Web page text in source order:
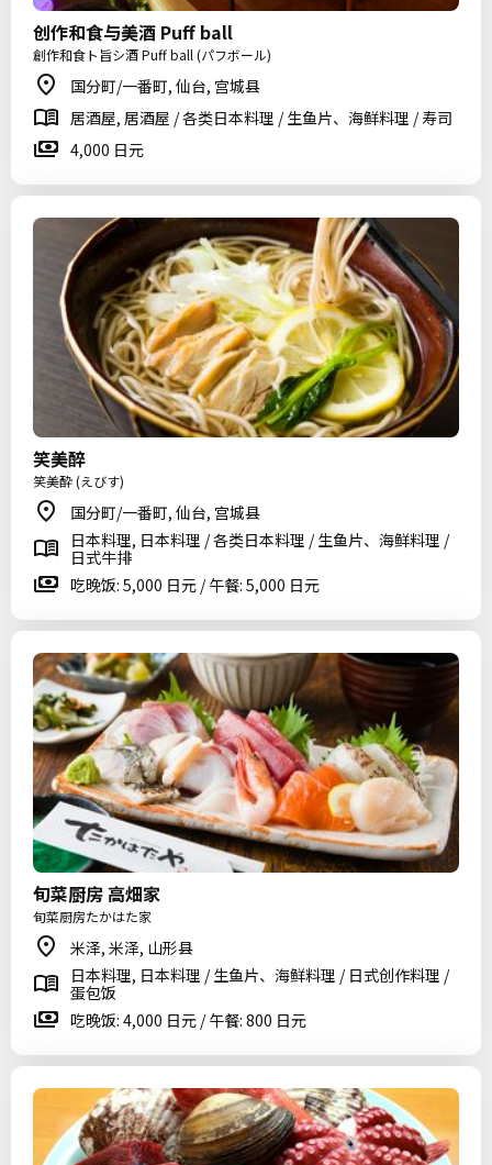
创作和食与美酒 Puff ball
創作和食ト旨シ酒 Puff ball (パフボール)
国分町/一番町, 仙台, 宫城县
居酒屋, 居酒屋 / 各类日本料理 / 生鱼片、海鲜料理 / 寿司
4,000 日元
笑美醉
笑美酔 (えびす)
国分町/一番町, 仙台, 宫城县
日本料理, 日本料理 / 各类日本料理 / 生鱼片、海鲜料理 /
日式牛排
吃晚饭: 5,000 日元 / 午餐: 5,000 日元
旬菜厨房 高畑家
旬菜厨房たかはた家
米泽, 米泽, 山形县
日本料理, 日本料理 / 生鱼片、海鲜料理 / 日式创作料理 /
蛋包饭
吃晚饭: 4,000 日元 / 午餐: 800 日元